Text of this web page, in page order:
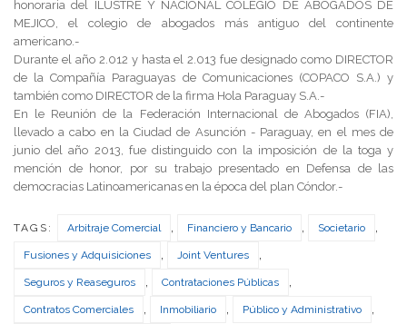
honoraria del ILUSTRE Y NACIONAL COLEGIO DE ABOGADOS DE
MEJICO, el colegio de abogados más antiguo del continente
americano.-
Durante el año 2.012 y hasta el 2.013 fue designado como DIRECTOR
de la Compañía Paraguayas de Comunicaciones (COPACO S.A.) y
también como DIRECTOR de la firma Hola Paraguay S.A.-
En le Reunión de la Federación Internacional de Abogados (FIA),
llevado a cabo en la Ciudad de Asunción - Paraguay, en el mes de
junio del año 2013, fue distinguido con la imposición de la toga y
mención de honor, por su trabajo presentado en Defensa de las
democracias Latinoamericanas en la época del plan Cóndor.-
TAGS: Arbitraje Comercial Financiero y Bancario Societario
Fusiones y Adquisiciones Joint Ventures
Seguros y Reaseguros Contrataciones Públicas
Contratos Comerciales Inmobiliario Público y Administrativo